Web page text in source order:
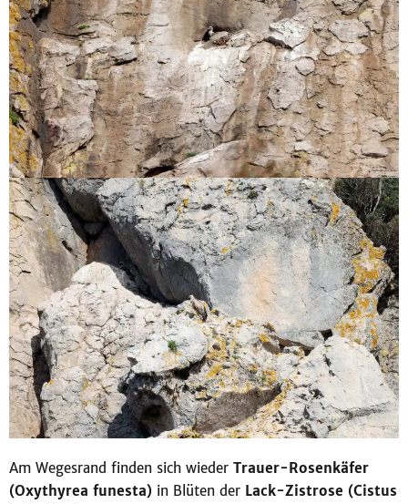
Am Wegesrand finden sich wieder Trauer-Rosenkäfer
(Oxythyrea funesta) in Blüten der Lack-Zistrose (Cistus